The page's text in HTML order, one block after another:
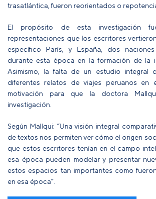
trasatlántica, fueron reorientados o
El propósito de esta investigación
representaciones que los escritores
específico París, y España, dos
durante esta época en la formación de la
Asimismo, la falta de un estudio integral
diferentes relatos de viajes peruanos en
motivación para que la doctora
investigación.
Según Mallqui: “Una visión integral
de textos nos permiten ver cómo el origen
que estos escritores tenían en el campo
esa época pueden modelar y presentar
estos espacios tan importantes como
en esa época”.